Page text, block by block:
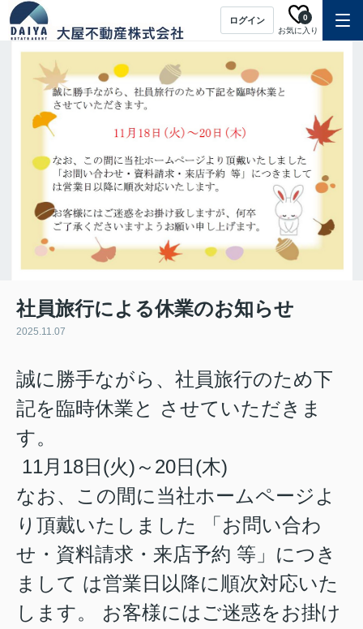
ログイン
お気に入り
0
社員旅行による休業のお知らせ
2025.11.07
誠に勝手ながら、社員旅行のため下
記を臨時休業と させていただきま
す。
11月18日(火)～20日(木)
なお、この間に当社ホームページよ
り頂戴いたしました 「お問い合わ
せ・資料請求・来店予約 等」につき
まして は営業日以降に順次対応いた
します。 お客様にはご迷惑をお掛け